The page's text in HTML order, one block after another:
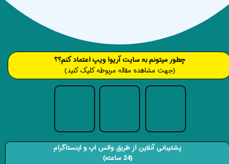
​​​چطور میتونم به سایت آریوا ویپ اعتماد کنم؟؟
(جهت مشاهده مقاله مربوطه کلیک کنید)
پشتیبانی آنلاین از طریق واتس اپ و اینستاگرام
(24 ساعته)